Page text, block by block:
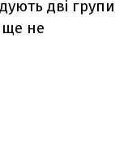
дві групи
ще не